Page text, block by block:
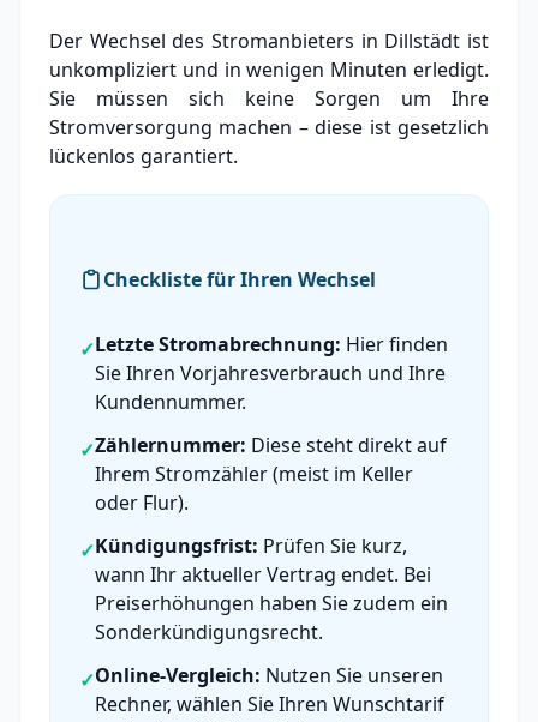
Der Wechsel des Stromanbieters in Dillstädt ist
unkompliziert und in wenigen Minuten erledigt.
Sie müssen sich keine Sorgen um Ihre
Stromversorgung machen – diese ist gesetzlich
lückenlos garantiert.
Checkliste für Ihren Wechsel
✓Letzte Stromabrechnung: Hier finden
Sie Ihren Vorjahresverbrauch und Ihre
Kundennummer.
✓Zählernummer: Diese steht direkt auf
Ihrem Stromzähler (meist im Keller
oder Flur).
✓Kündigungsfrist: Prüfen Sie kurz,
wann Ihr aktueller Vertrag endet. Bei
Preiserhöhungen haben Sie zudem ein
Sonderkündigungsrecht.
✓Online-Vergleich: Nutzen Sie unseren
Rechner, wählen Sie Ihren Wunschtarif